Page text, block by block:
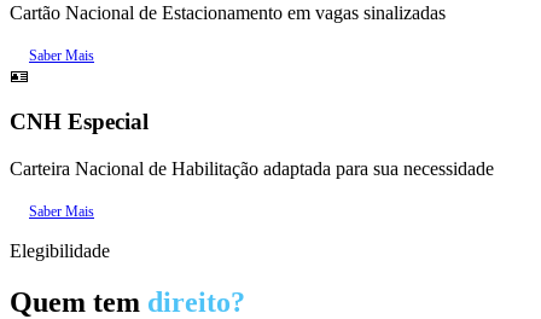
Cartão Nacional de Estacionamento em vagas sinalizadas
Saber Mais
🪪
CNH Especial
Carteira Nacional de Habilitação adaptada para sua necessidade
Saber Mais
Elegibilidade
Quem tem direito?